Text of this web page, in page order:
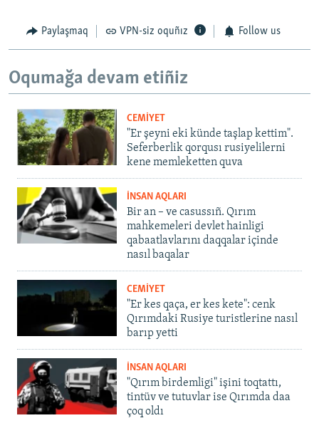
Paylaşmaq VPN-siz oquñız Follow us
Oqumağa devam etiñiz
CEMİYET
"Er şeyni eki künde taşlap kettim".
Seferberlik qorqusı rusiyelilerni
kene memleketten quva
İNSAN AQLARI
Bir an – ve casussıñ. Qırım
mahkemeleri devlet hainligi
qabaatlavlarını daqqalar içinde
nasıl baqalar
CEMİYET
"Er kes qaça, er kes kete": cenk
Qırımdaki Rusiye turistlerine nasıl
barıp yetti
İNSAN AQLARI
"Qırım birdemligi" işini toqtattı,
tintüv ve tutuvlar ise Qırımda daa
çoq oldı